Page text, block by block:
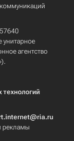
унитарное
агентство
рекламы